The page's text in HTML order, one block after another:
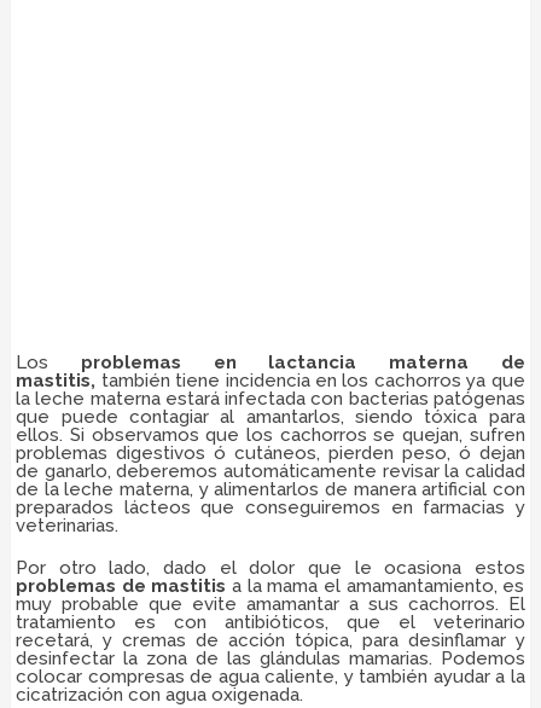
Los problemas en lactancia materna de
mastitis, también tiene incidencia en los cachorros ya que
la leche materna estará infectada con bacterias patógenas
que puede contagiar al amantarlos, siendo tóxica para
ellos. Si observamos que los cachorros se quejan, sufren
problemas digestivos ó cutáneos, pierden peso, ó dejan
de ganarlo, deberemos automáticamente revisar la calidad
de la leche materna, y alimentarlos de manera artificial con
preparados lácteos que conseguiremos en farmacias y
veterinarias.
Por otro lado, dado el dolor que le ocasiona estos
problemas de mastitis a la mama el amamantamiento, es
muy probable que evite amamantar a sus cachorros. El
tratamiento es con antibióticos, que el veterinario
recetará, y cremas de acción tópica, para desinflamar y
desinfectar la zona de las glándulas mamarias. Podemos
colocar compresas de agua caliente, y también ayudar a la
cicatrización con agua oxigenada.